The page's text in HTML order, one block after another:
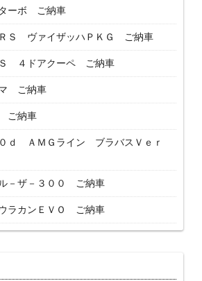
ーボ ご納車
Ｓ ヴァイザッハＰＫＧ ご納車
４ドアクーペ ご納車
ご納車
ご納車
ｄ ＡＭＧライン ブラバスＶｅｒ
－ザ－３００ ご納車
ラカンＥＶＯ ご納車